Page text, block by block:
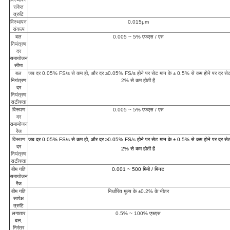
संकेत
त्रुटि
विस्थापन
संकल्प
0.015μm
बल
नियंत्रण
दर
समायोजन
सीमा
0.005 ~ 5% एफएस / एस
बल
नियंत्रण
दर
नियंत्रण
सटीकता
जब दर 0.05% FS/s से कम हो, और दर ≥0.05% FS/s होने पर सेट मान के ± 0.5% से कम होने पर दर
2% से कम होती है
विरूपण
दर
समायोजन
रेंज
0.005 ~ 5% एफएस / एस
विरूपण
दर
नियंत्रण
सटीकता
जब दर 0.05% FS/s से कम हो, और दर ≥0.05% FS/s होने पर सेट मान के ± 0.5% से कम होने पर दर
2% से कम होती है
बीम गति
समायोजन
रेंज
0.001 ~ 500 मिमी / मिनट
बीम गति
सापेक्ष
त्रुटि
निर्धारित मूल्य के ±0.2% के भीतर
लगातार
बल,
निरंतर
0.5% ~ 100% एफएस